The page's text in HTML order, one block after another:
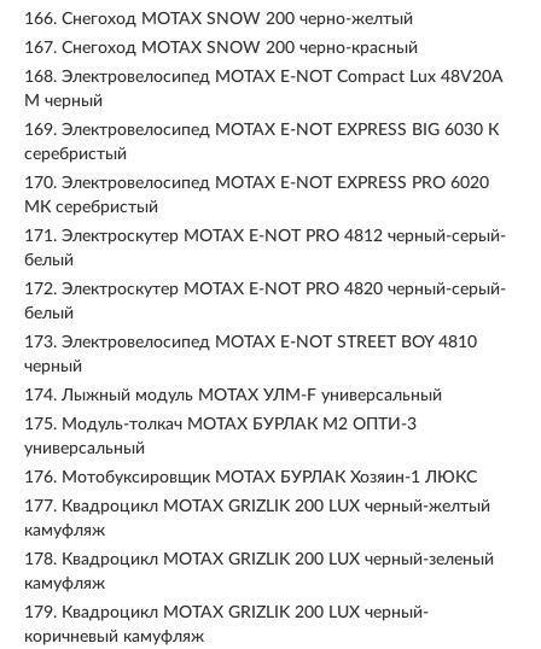
166. Снегоход MOTAX SNOW 200 черно-желтый
167. Снегоход MOTAX SNOW 200 черно-красный
168. Электровелосипед MOTAX E-NOT Compact Lux 48V20A
M черный
169. Электровелосипед MOTAX E-NOT EXPRESS BIG 6030 К
серебристый
170. Электровелосипед MOTAX E-NOT EXPRESS PRO 6020
MК серебристый
171. Электроскутер MOTAX E-NOT PRO 4812 черный-серый-
белый
172. Электроскутер MOTAX E-NOT PRO 4820 черный-серый-
белый
173. Электровелосипед MOTAX E-NOT STREET BOY 4810
черный
174. Лыжный модуль MOTAX УЛМ-F универсальный
175. Модуль-толкач MOTAX БУРЛАК М2 ОПТИ-3
универсальный
176. Мотобуксировщик MOTAX БУРЛАК Хозяин-1 ЛЮКС
177. Квадроцикл MOTAX GRIZLIK 200 LUX черный-желтый
камуфляж
178. Квадроцикл MOTAX GRIZLIK 200 LUX черный-зеленый
камуфляж
179. Квадроцикл MOTAX GRIZLIK 200 LUX черный-
коричневый камуфляж